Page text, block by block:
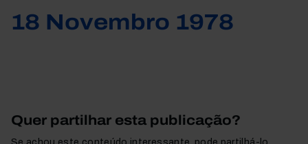
18 Novembro 1978
Quer partilhar esta publicação?